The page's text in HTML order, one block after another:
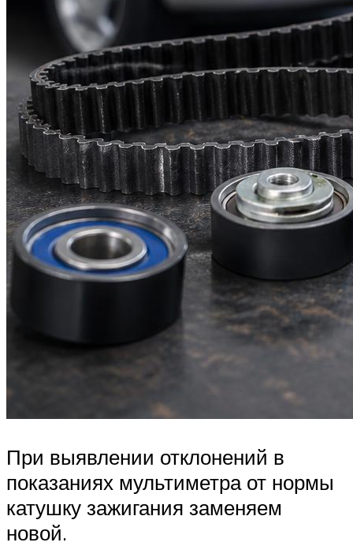
При выявлении отклонений в
показаниях мультиметра от нормы
катушку зажигания заменяем
новой.